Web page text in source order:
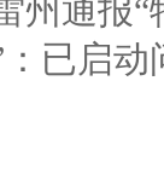
州通报
已启